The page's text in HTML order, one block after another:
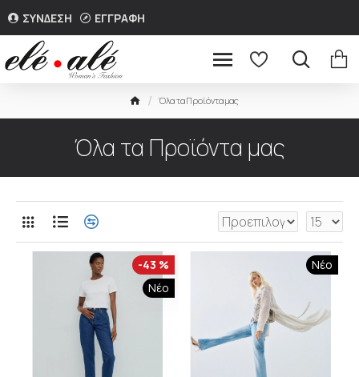
ΣΥΝΔΕΣΗ ΕΓΓΡΑΦΗ
Όλα τα Προϊόντα μας
Όλα τα Προϊόντα μας
Νέο
-43 % Νέο